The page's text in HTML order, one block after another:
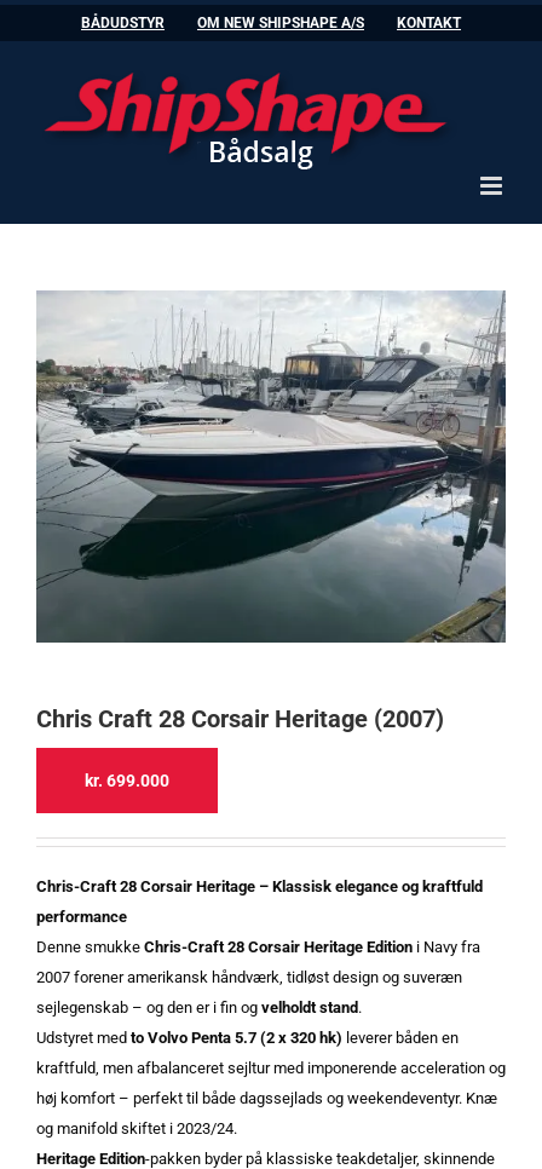
to
BÅDUDSTYR OM NEW SHIPSHAPE A/S KONTAKT
Chris Craft 28 Corsair Heritage (2007)
kr. 699.000
Chris-Craft 28 Corsair Heritage – Klassisk elegance og kraftfuld
performance
Denne smukke Chris-Craft 28 Corsair Heritage Edition i Navy fra
2007 forener amerikansk håndværk, tidløst design og suveræn
sejlegenskab – og den er i fin og velholdt stand .
Udstyret med to Volvo Penta 5.7 (2 x 320 hk) leverer båden en
kraftfuld, men afbalanceret sejltur med imponerende acceleration og
høj komfort – perfekt til både dagssejlads og weekendeventyr. Knæ
og manifold skiftet i 2023/24.
Heritage Edition-pakken byder på klassiske teakdetaljer, skinnende